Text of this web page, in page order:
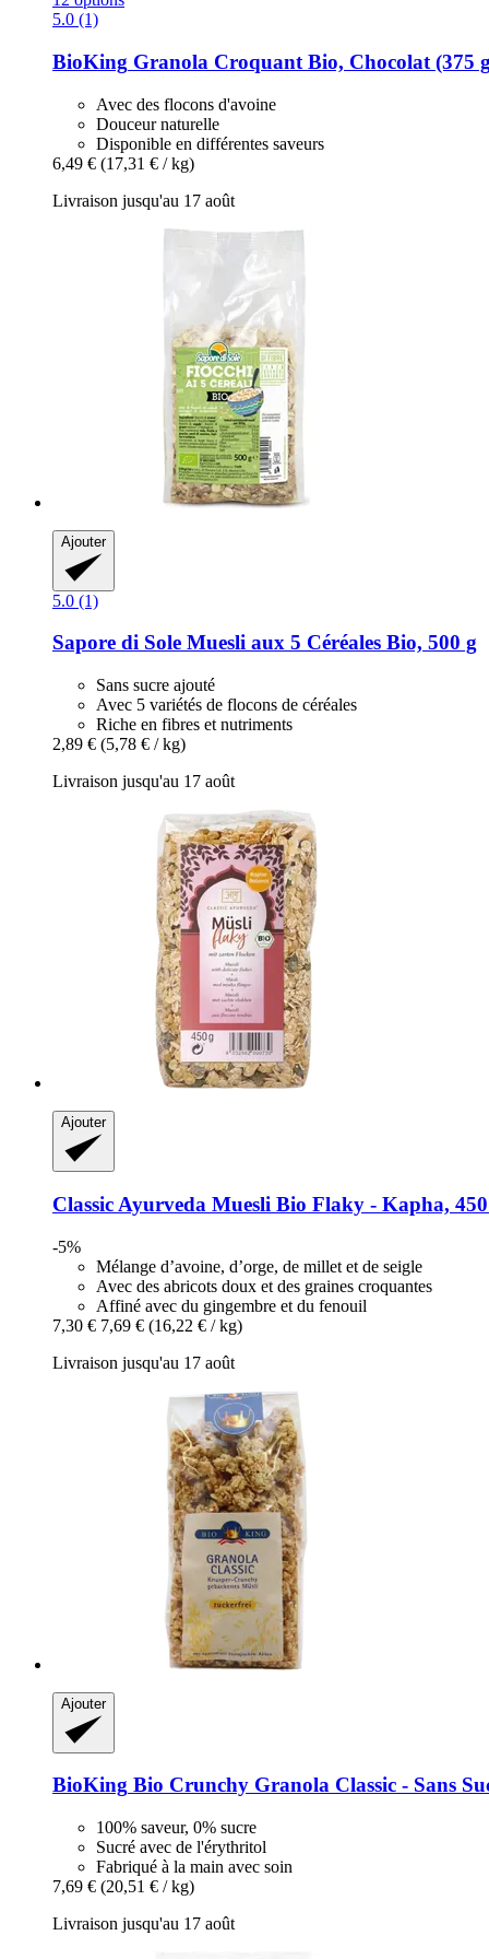
5.0 (1)
BioKing Granola Croquant Bio, Chocolat (375
Avec des flocons d'avoine
Douceur naturelle
Disponible en différentes saveurs
6,49 € (17,31 € / kg)
Livraison jusqu'au 17 août
Ajouter
5.0 (1)
Sapore di Sole Muesli aux 5 Céréales Bio, 500 g
Sans sucre ajouté
Avec 5 variétés de flocons de céréales
Riche en fibres et nutriments
2,89 € (5,78 € / kg)
Livraison jusqu'au 17 août
Ajouter
Classic Ayurveda Muesli Bio Flaky -​ Kapha,
-5%
Mélange d’avoine, d’orge, de millet et de seigle
Avec des abricots doux et des graines croquantes
Affiné avec du gingembre et du fenouil
7,30 € 7,69 € (16,22 € / kg)
Livraison jusqu'au 17 août
Ajouter
BioKing Bio Crunchy Granola Classic -​ Sans
100% saveur, 0% sucre
Sucré avec de l'érythritol
Fabriqué à la main avec soin
7,69 € (20,51 € / kg)
Livraison jusqu'au 17 août